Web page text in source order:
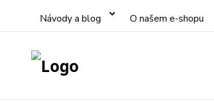
Návody a blog O našem e-shopu